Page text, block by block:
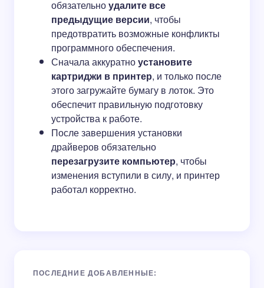
обязательноудалите все
предыдущие версии, чтобы
предотвратить возможные конфликты
программного обеспечения.
Сначала аккуратноустановите
картриджи в принтер, и только после
этого загружайте бумагу в лоток. Это
обеспечит правильную подготовку
устройства к работе.
После завершения установки
драйверов обязательно
перезагрузите компьютер, чтобы
изменения вступили в силу, и принтер
работал корректно.
ПОСЛЕДНИЕ ДОБАВЛЕННЫЕ: